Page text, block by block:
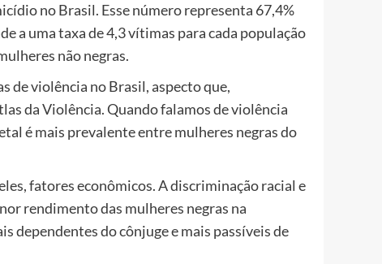
para
baixo
ou
diminuir
no Brasil. Esse número representa 67,4%
a uma taxa de 4,3 vítimas para cada população
não negras.
de violência no Brasil, aspecto que,
da Violência. Quando falamos de violência
é mais prevalente entre mulheres negras do
fatores econômicos. A discriminação racial e
rendimento das mulheres negras na
dependentes do cônjuge e mais passíveis de